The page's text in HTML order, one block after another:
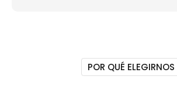
POR QUÉ ELEGIRNOS